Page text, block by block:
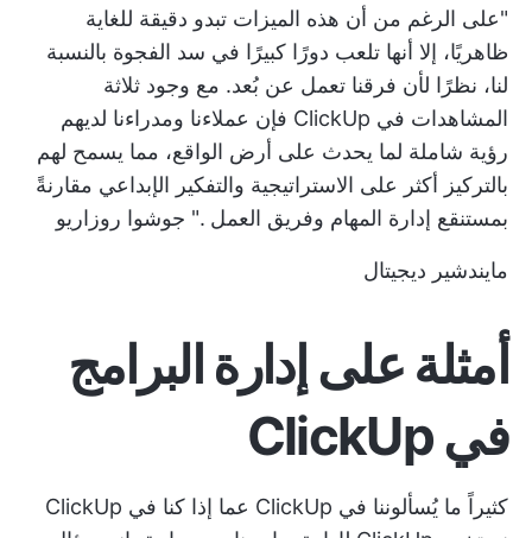
"على الرغم من أن هذه الميزات تبدو دقيقة للغاية
ظاهريًا، إلا أنها تلعب دورًا كبيرًا في سد الفجوة بالنسبة
لنا، نظرًا لأن فرقنا تعمل عن بُعد. مع وجود ثلاثة
المشاهدات في ClickUp
فإن عملاءنا ومدراءنا لديهم
رؤية شاملة لما يحدث على أرض الواقع، مما يسمح لهم
بالتركيز أكثر على الاستراتيجية والتفكير الإبداعي مقارنةً
بمستنقع إدارة المهام وفريق العمل ." جوشوا روزاريو
مايندشير ديجيتال
أمثلة على إدارة البرامج
في ClickUp
كثيراً ما يُسألوننا في ClickUp عما إذا كنا في ClickUp